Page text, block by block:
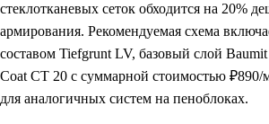
стеклотканевых сеток обходится на 20%
армирования. Рекомендуемая схема
составом Tiefgrunt LV, базовый слой
Coat CT 20 с суммарной стоимостью ₽890/
для аналогичных систем на пеноблоках.